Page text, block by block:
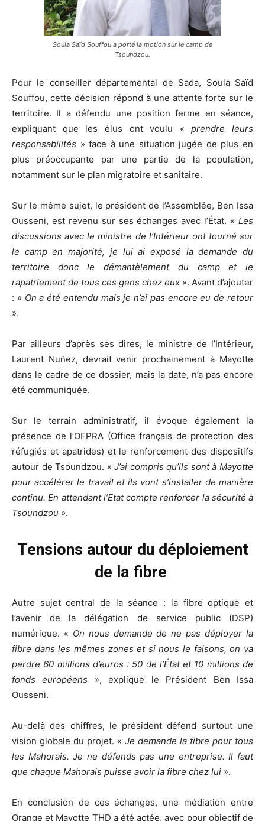
Soula Saïd Souffou a porté la motion sur le camp de
Tsoundzou.
Pour le conseiller départemental de Sada, Soula Saïd
Souffou, cette décision répond à une attente forte sur le
territoire. Il a défendu une position ferme en séance,
expliquant que les élus ont voulu «prendre leurs
responsabilités » face à une situation jugée de plus en
plus préoccupante par une partie de la population,
notamment sur le plan migratoire et sanitaire.
Sur le même sujet, le président de l’Assemblée, Ben Issa
Ousseni, est revenu sur ses échanges avec l’État. « Les
discussions avec le ministre de l’Intérieur ont tourné sur
le camp en majorité, je lui ai exposé la demande du
territoire donc le démantèlement du camp et le
rapatriement de tous ces gens chez eux ». Avant d’ajouter
: « On a été entendu mais je n’ai pas encore eu de retour
».
Par ailleurs d’après ses dires, le ministre de l’Intérieur,
Laurent Nuñez, devrait venir prochainement à Mayotte
dans le cadre de ce dossier, mais la date, n’a pas encore
été communiquée.
Sur le terrain administratif, il évoque également la
présence de l’OFPRA (Office français de protection des
réfugiés et apatrides) et le renforcement des dispositifs
autour de Tsoundzou. «J’ai compris qu’ils sont à Mayotte
pour accélérer le travail et ils vont s’installer de manière
continu. En attendant l’Etat compte renforcer la sécurité à
Tsoundzou ».
Tensions autour du déploiement
de la fibre
Autre sujet central de la séance : la fibre optique et
l’avenir de la délégation de service public (DSP)
numérique. « On nous demande de ne pas déployer la
fibre dans les mêmes zones et si nous le faisons, on va
perdre 60 millions d’euros : 50 de l’État et 10 millions de
fonds européens », explique le Président Ben Issa
Ousseni.
Au-delà des chiffres, le président défend surtout une
vision globale du projet. « Je demande la fibre pour tous
les Mahorais. Je ne défends pas une entreprise. Il faut
que chaque Mahorais puisse avoir la fibre chez lui ».
En conclusion de ces échanges, une médiation entre
Orange et Mayotte THD a été actée, avec pour objectif de